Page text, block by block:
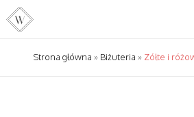
Strona główna » Biżuteria » Zółte i